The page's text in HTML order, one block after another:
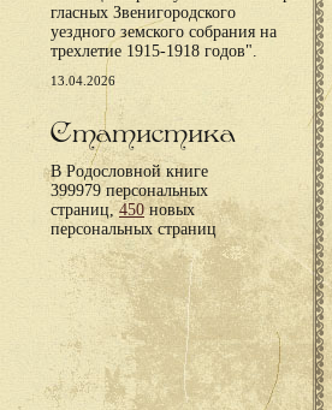
гласных Звенигородского
уездного земского собрания на
трехлетие 1915-1918 годов".
13.04.2026
Статистика
В Родословной книге
399979 персональных
страниц,450новых
персональных страниц